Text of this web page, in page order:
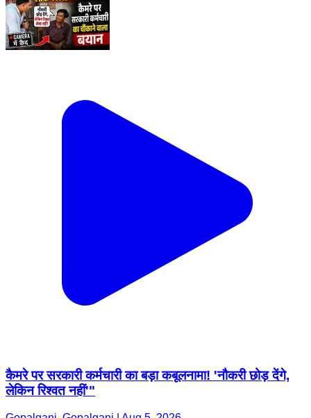
कैमरे पर सरकारी कर्मचारी का बड़ा कबूलनामा! 'नौकरी छोड़ देंगे,
लेकिन रिश्वत नहीं'"